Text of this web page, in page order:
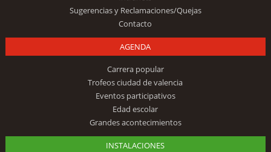
Sugerencias y Reclamaciones/Quejas
Contacto
AGENDA
Carrera popular
Trofeos ciudad de valencia
Eventos participativos
Edad escolar
Grandes acontecimientos
INSTALACIONES